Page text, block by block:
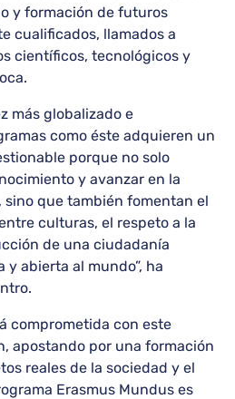
y formación de futuros
cualificados, llamados a
científicos, tecnológicos y
más globalizado e
como éste adquieren un
porque no solo
y avanzar en la
que también fomentan el
culturas, el respeto a la
de una ciudadanía
abierta al mundo”, ha
comprometida con este
apostando por una formación
reales de la sociedad y el
Erasmus Mundus es